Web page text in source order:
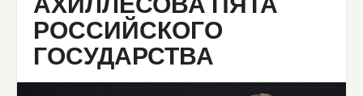
РОССИЙСКОГО
ГОСУДАРСТВА